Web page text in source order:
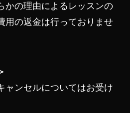
かの理由によるレッスンの
用の返金は行っておりませ
ャンセルについてはお受け